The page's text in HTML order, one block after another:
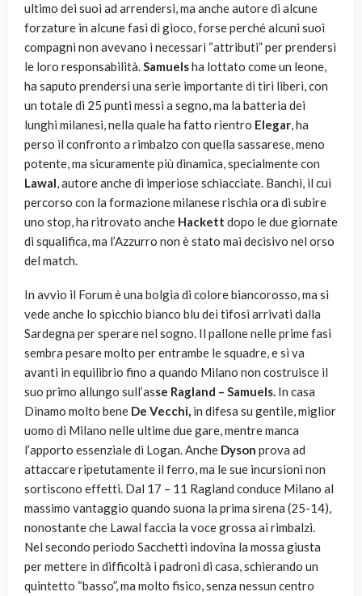
ultimo dei suoi ad arrendersi, ma anche autore di alcune
forzature in alcune fasi di gioco, forse perché alcuni suoi
compagni non avevano i necessari “attributi” per prendersi
le loro responsabilità.Samuelsha lottato come un leone,
ha saputo prendersi una serie importante di tiri liberi, con
un totale di 25 punti messi a segno, ma la batteria dei
lunghi milanesi, nella quale ha fatto rientro Elegar, ha
perso il confronto a rimbalzo con quella sassarese, meno
potente, ma sicuramente più dinamica, specialmente con
Lawal, autore anche di imperiose schiacciate. Banchi, il cui
percorso con la formazione milanese rischia ora di subire
uno stop, ha ritrovato anche Hackett dopo le due giornate
di squalifica, ma l’Azzurro non è stato mai decisivo nel orso
del match.
In avvio il Forum è una bolgia di colore biancorosso, ma si
vede anche lo spicchio bianco blu dei tifosi arrivati dalla
Sardegna per sperare nel sogno. Il pallone nelle prime fasi
sembra pesare molto per entrambe le squadre, e si va
avanti in equilibrio fino a quando Milano non costruisce il
suo primo allungo sull’asse Ragland – Samuels. In casa
Dinamo molto bene De Vecchi, in difesa su gentile, miglior
uomo di Milano nelle ultime due gare, mentre manca
l’apporto essenziale di Logan. Anche Dyson prova ad
attaccare ripetutamente il ferro, ma le sue incursioni non
sortiscono effetti. Dal 17 – 11 Ragland conduce Milano al
massimo vantaggio quando suona la prima sirena (25-14),
nonostante che Lawal faccia la voce grossa ai rimbalzi.
Nel secondo periodo Sacchetti indovina la mossa giusta
per mettere in difficoltà i padroni di casa, schierando un
quintetto “basso”, ma molto fisico, senza nessun centro